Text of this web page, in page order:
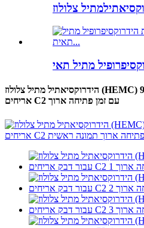
הידרוקסיאתיל מתיל צלולוז (HEMC) 9032-42-2 LH40M עבור דבק
אריחים C2 עם זמן פתיחה ארוך